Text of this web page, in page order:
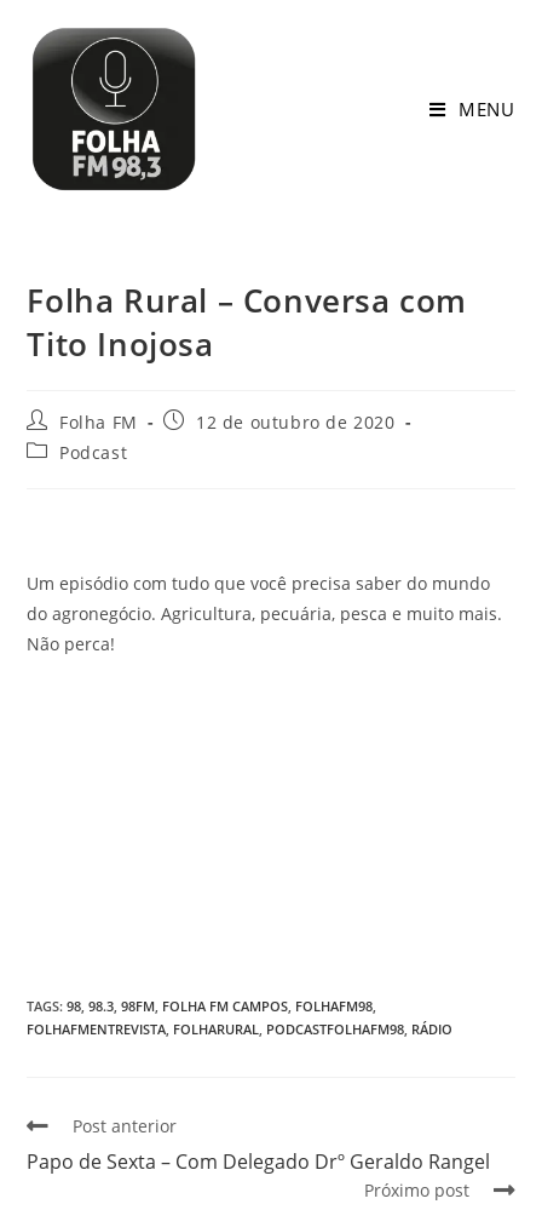
MENU
Folha Rural – Conversa com
Tito Inojosa
Folha FM
12 de outubro de 2020
Podcast
Um episódio com tudo que você precisa saber do mundo
do agronegócio. Agricultura, pecuária, pesca e muito mais.
Não perca!
TAGS:98 98.3 98FM FOLHA FM CAMPOS FOLHAFM98
FOLHAFMENTREVISTA FOLHARURAL PODCASTFOLHAFM98 RÁDIO
Post anterior
Papo de Sexta – Com Delegado Drº Geraldo Rangel
Próximo post